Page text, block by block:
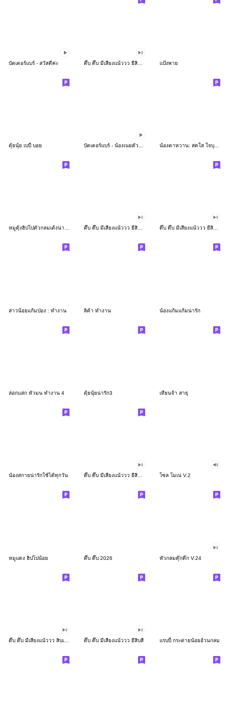
บัตเตอร์แบร์ - สวัสดีค่ะ แป้งพาย
ตุ้ยนุ้ย เบบี้ บอย น้องตาหวาน: สดใส ใจบุญ (สีพาสเทล)
หมูดุ้งฮิปโปตัวกลมเด้งน่ารัก ดึ๊บ ดึ๊บ มีเสียงแน้ววว ยี่สิบเจ็ด ดึ๊บ ดึ๊บ มีเสียงแน้ววว ยี่สิบหก
สาวน้อยแก้มป่อง : ทำงาน ลิต้า ทำงาน น้องแก้มแก้มน่ารัก
ล่อกแล่ก หัวมน ทำงาน 4 ตุ้ยนุ้ยน่ารัก3 เทียนจ้า สาธุ
น้องสกายน่ารักใช้ได้ทุกวัน ดึ๊บ ดึ๊บ มีเสียงแน้ววว ยี่สิบสอง โซล โมเน่ V.2
หมูแดง ฮิปโปน้อย ดึ๊บ ดึ๊บ 2026 หัวกลมดุ๊กดิ๊ก V.24
ดึ๊บ ดึ๊บ มีเสียงแน้ววว ยี่สิบสี่ แรบบี้ กระต่ายน้อยอ้วนกลม